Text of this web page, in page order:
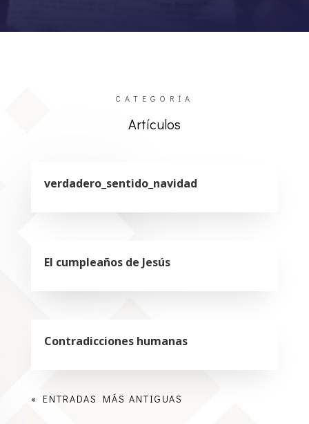
CATEGORÍA
Artículos
verdadero_sentido_navidad
El cumpleaños de Jesús
Contradicciones humanas
« ENTRADAS MÁS ANTIGUAS